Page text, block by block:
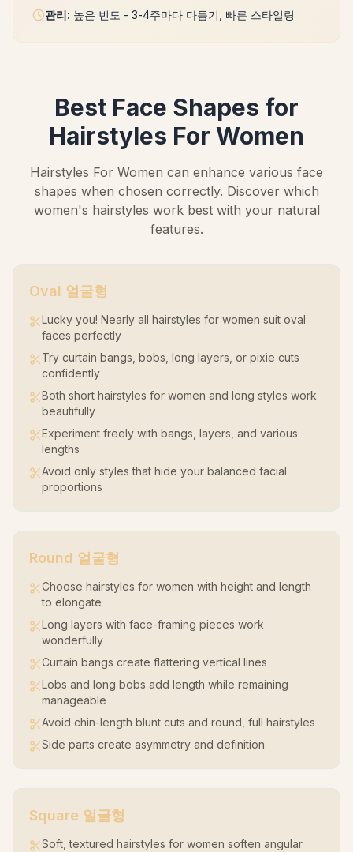
관리: 높은 빈도 - 3-4주마다 다듬기, 빠른 스타일링
Best Face Shapes for
Hairstyles For Women
Hairstyles For Women can enhance various face
shapes when chosen correctly. Discover which
women's hairstyles work best with your natural
features.
Oval 얼굴형
Lucky you! Nearly all hairstyles for women suit oval
faces perfectly
Try curtain bangs, bobs, long layers, or pixie cuts
confidently
Both short hairstyles for women and long styles work
beautifully
Experiment freely with bangs, layers, and various
lengths
Avoid only styles that hide your balanced facial
proportions
Round 얼굴형
Choose hairstyles for women with height and length
to elongate
Long layers with face-framing pieces work
wonderfully
Curtain bangs create flattering vertical lines
Lobs and long bobs add length while remaining
manageable
Avoid chin-length blunt cuts and round, full hairstyles
Side parts create asymmetry and definition
Square 얼굴형
Soft, textured hairstyles for women soften angular